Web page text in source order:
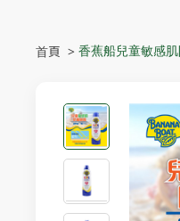
首頁 > 香蕉船兒童敏感